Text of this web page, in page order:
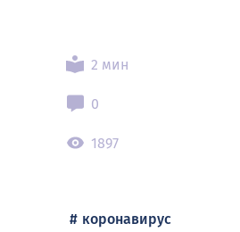
2 мин
0
1897
коронавирус